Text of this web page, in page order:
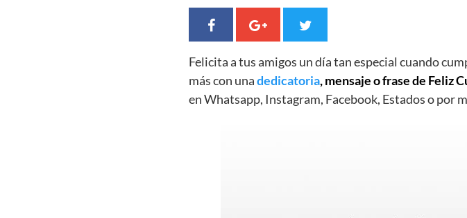
Felicita a tus amigos un día tan especial cuando
más con unadedicatoria, mensaje o frase de Feliz
en Whatsapp, Instagram, Facebook, Estados o por